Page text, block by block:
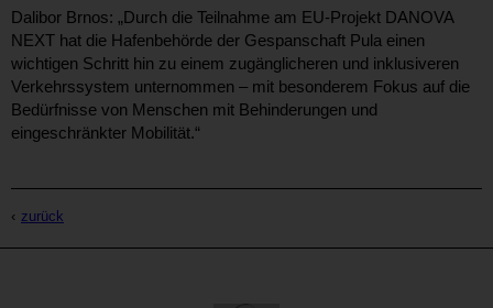
Dalibor Brnos: „Durch die Teilnahme am EU-Projekt DANOVA
NEXT hat die Hafenbehörde der Gespanschaft Pula einen
wichtigen Schritt hin zu einem zugänglicheren und inklusiveren
Verkehrssystem unternommen – mit besonderem Fokus auf die
Bedürfnisse von Menschen mit Behinderungen und
eingeschränkter Mobilität.“
zurück